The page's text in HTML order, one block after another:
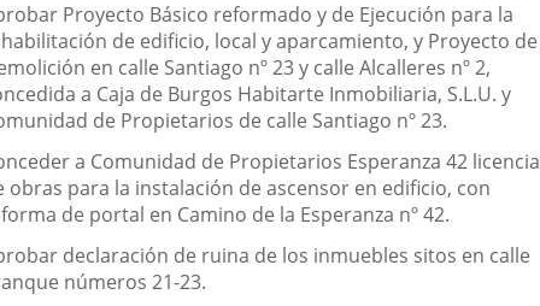
Proyecto Básico reformado y de Ejecución para la
de edificio, local y aparcamiento, y Proyecto de
en calle Santiago nº 23 y calle Alcalleres nº 2,
a Caja de Burgos Habitarte Inmobiliaria, S.L.U. y
de Propietarios de calle Santiago nº 23.
a Comunidad de Propietarios Esperanza 42 licencia
obras para la instalación de ascensor en edificio, con
de portal en Camino de la Esperanza nº 42.
declaración de ruina de los inmuebles sitos en calle
números 21-23.